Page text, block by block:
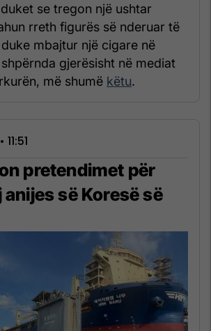
se tregon një ushtar
rreth figurës së nderuar të
mbajtur një cigare në
gjerësisht në mediat
më shumë këtu.
pretendimet për
së Koresë së